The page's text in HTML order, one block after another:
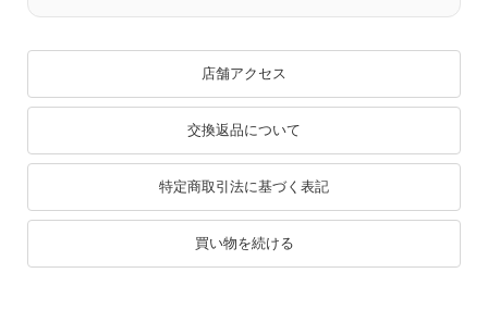
店舗アクセス
交換返品について
特定商取引法に基づく表記
買い物を続ける